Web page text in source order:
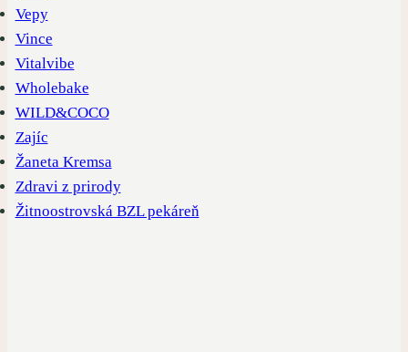
Vepy
Vince
Vitalvibe
Wholebake
WILD&COCO
Zajíc
Žaneta Kremsa
Zdravi z prirody
Žitnoostrovská BZL pekáreň